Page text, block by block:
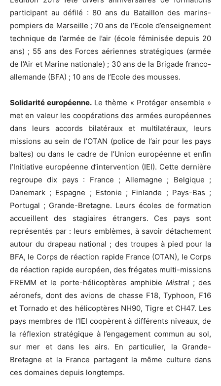
militaire
participant au défilé : 80 ans du Bataillon des marins-
pompiers de Marseille ; 70 ans de l’Ecole d’enseignement
technique de l’armée de l’air (école féminisée depuis 20
ans) ; 55 ans des Forces aériennes stratégiques (armée
de l’Air et Marine nationale) ; 30 ans de la Brigade franco-
allemande (BFA) ; 10 ans de l’Ecole des mousses.
Solidarité européenne. Le thème « Protéger ensemble »
met en valeur les coopérations des armées européennes
dans leurs accords bilatéraux et multilatéraux, leurs
missions au sein de l’OTAN (police de l’air pour les pays
baltes) ou dans le cadre de l’Union européenne et enfin
l’Initiative européenne d’intervention (IEI). Cette dernière
regroupe dix pays : France ; Allemagne ; Belgique ;
Danemark ; Espagne ; Estonie ; Finlande ; Pays-Bas ;
Portugal ; Grande-Bretagne. Leurs écoles de formation
accueillent des stagiaires étrangers. Ces pays sont
représentés par : leurs emblèmes, à savoir détachement
autour du drapeau national ; des troupes à pied pour la
BFA, le Corps de réaction rapide France (OTAN), le Corps
de réaction rapide européen, des frégates multi-missions
FREMM et le porte-hélicoptères amphibie Mistral ; des
aéronefs, dont des avions de chasse F18, Typhoon, F16
et Tornado et des hélicoptères NH90, Tigre et CH47. Les
pays membres de l’IEI coopèrent à différents niveaux, de
la réflexion stratégique à l’engagement commun au sol,
sur mer et dans les airs. En particulier, la Grande-
Bretagne et la France partagent la même culture dans
ces domaines depuis longtemps.